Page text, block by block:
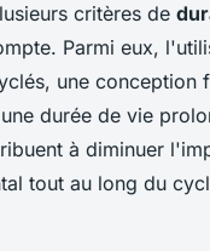
critères de
Parmi eux,
une conception
durée de vie
à diminuer
tout au long du